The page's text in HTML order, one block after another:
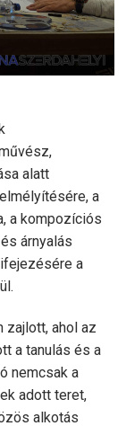
alatt
a
a kompozíciós
árnyalás
a
zajlott, ahol az
a tanulás és a
nemcsak a
adott teret,
alkotás